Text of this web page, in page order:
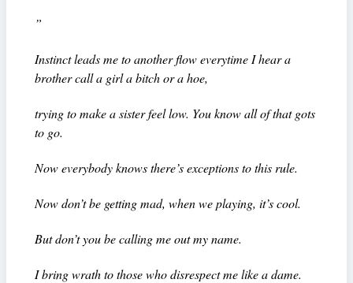
”
Instinct leads me to another flow everytime I hear a
brother call a girl a bitch or a hoe,
trying to make a sister feel low. You know all of that gots
to go.
Now everybody knows there’s exceptions to this rule.
Now don’t be getting mad, when we playing, it’s cool.
But don’t you be calling me out my name.
I bring wrath to those who disrespect me like a dame.